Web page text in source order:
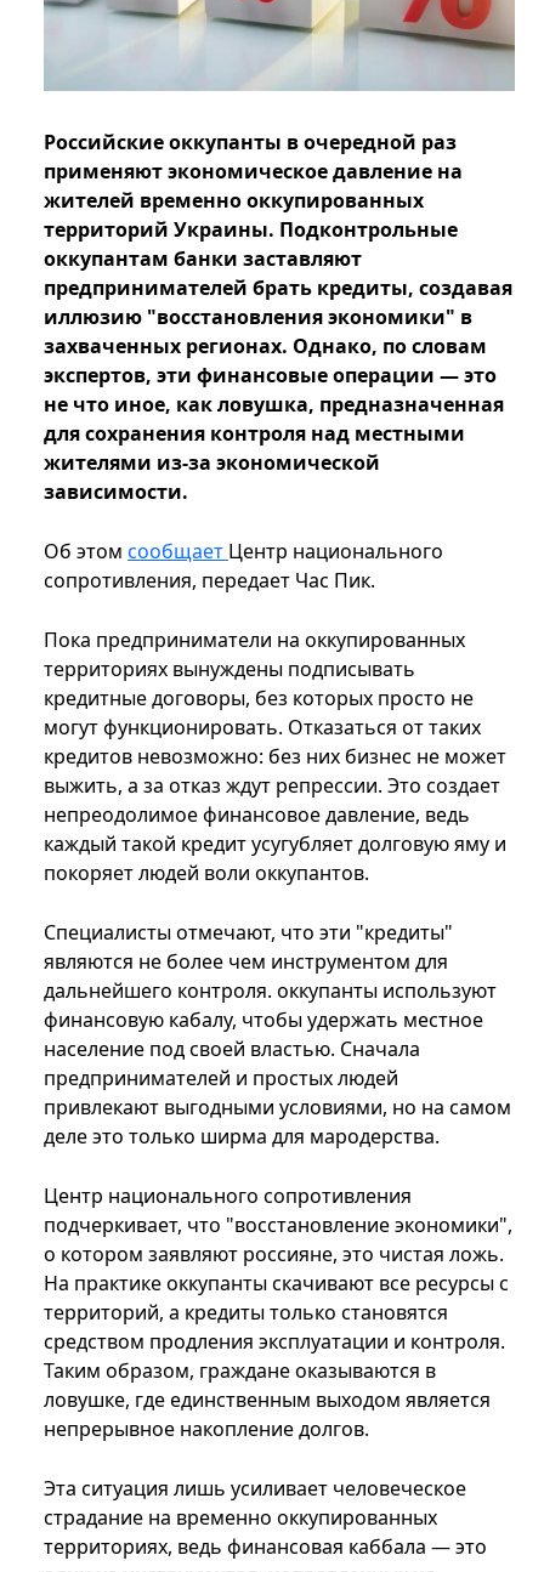
Российские оккупанты в очередной раз
применяют экономическое давление на
жителей временно оккупированных
территорий Украины. Подконтрольные
оккупантам банки заставляют
предпринимателей брать кредиты, создавая
иллюзию "восстановления экономики" в
захваченных регионах. Однако, по словам
экспертов, эти финансовые операции — это
не что иное, как ловушка, предназначенная
для сохранения контроля над местными
жителями из-за экономической
зависимости.
Об этом сообщает Центр национального
сопротивления, передает Час Пик.
Пока предприниматели на оккупированных
территориях вынуждены подписывать
кредитные договоры, без которых просто не
могут функционировать. Отказаться от таких
кредитов невозможно: без них бизнес не может
выжить, а за отказ ждут репрессии. Это создает
непреодолимое финансовое давление, ведь
каждый такой кредит усугубляет долговую яму и
покоряет людей воли оккупантов.
Специалисты отмечают, что эти "кредиты"
являются не более чем инструментом для
дальнейшего контроля. оккупанты используют
финансовую кабалу, чтобы удержать местное
население под своей властью. Сначала
предпринимателей и простых людей
привлекают выгодными условиями, но на самом
деле это только ширма для мародерства.
Центр национального сопротивления
подчеркивает, что "восстановление экономики",
о котором заявляют россияне, это чистая ложь.
На практике оккупанты скачивают все ресурсы с
территорий, а кредиты только становятся
средством продления эксплуатации и контроля.
Таким образом, граждане оказываются в
ловушке, где единственным выходом является
непрерывное накопление долгов.
Эта ситуация лишь усиливает человеческое
страдание на временно оккупированных
территориях, ведь финансовая каббала — это